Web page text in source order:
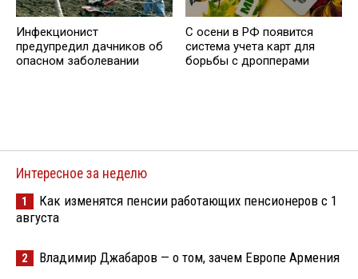
Инфекционист
предупредил дачников об
опасном заболевании
С осени в РФ появится
система учета карт для
борьбы с дропперами
Интересное за неделю
1
Как изменятся пенсии работающих пенсионеров с 1
августа
2 Владимир Джабаров — о том, зачем Европе Армения